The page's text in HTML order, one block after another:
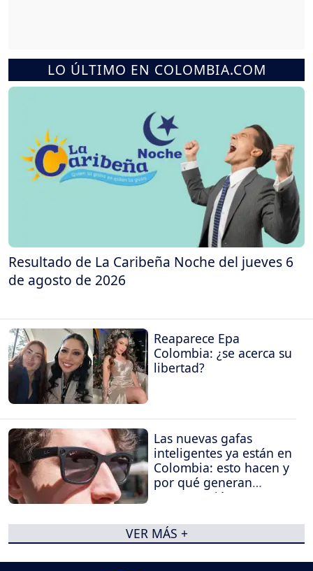
LO ÚLTIMO EN COLOMBIA.COM
Resultado de La Caribeña Noche del jueves 6
de agosto de 2026
Reaparece Epa
Colombia: ¿se acerca su
libertad?
Las nuevas gafas
inteligentes ya están en
Colombia: esto hacen y
por qué generan
preocupación
VER MÁS +